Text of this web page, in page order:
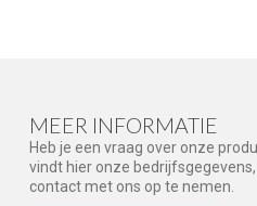
MEER INFORMATIE
Heb je een vraag over onze
vindt hier onze
contact met ons op te nemen.